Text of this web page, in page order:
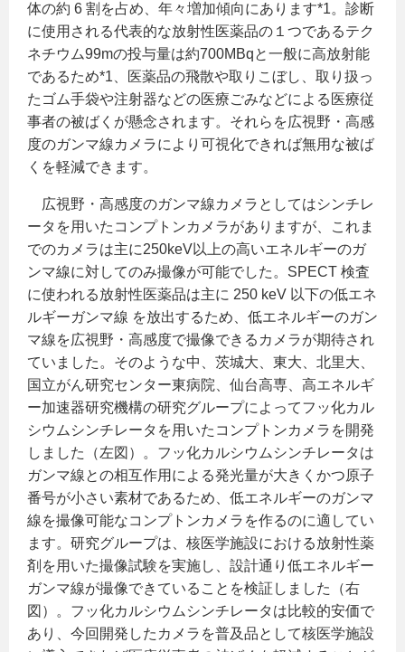
体の約 6 割を占め、年々増加傾向にあります*1。診断
に使用される代表的な放射性医薬品の１つであるテク
ネチウム99mの投与量は約700MBqと一般に高放射能
であるため*1、医薬品の飛散や取りこぼし、取り扱っ
たゴム手袋や注射器などの医療ごみなどによる医療従
事者の被ばくが懸念されます。それらを広視野・高感
度のガンマ線カメラにより可視化できれば無用な被ば
くを軽減できます。
広視野・高感度のガンマ線カメラとしてはシンチレ
ータを用いたコンプトンカメラがありますが、これま
でのカメラは主に250keV以上の高いエネルギーのガ
ンマ線に対してのみ撮像が可能でした。SPECT 検査
に使われる放射性医薬品は主に 250 keV 以下の低エネ
ルギーガンマ線 を放出するため、低エネルギーのガン
マ線を広視野・高感度で撮像できるカメラが期待され
ていました。そのような中、茨城大、東大、北里大、
国立がん研究センター東病院、仙台高専、高エネルギ
ー加速器研究機構の研究グループによってフッ化カル
シウムシンチレータを用いたコンプトンカメラを開発
しました（左図）。フッ化カルシウムシンチレータは
ガンマ線との相互作用による発光量が大きくかつ原子
番号が小さい素材であるため、低エネルギーのガンマ
線を撮像可能なコンプトンカメラを作るのに適してい
ます。研究グループは、核医学施設における放射性薬
剤を用いた撮像試験を実施し、設計通り低エネルギー
ガンマ線が撮像できていることを検証しました（右
図）。フッ化カルシウムシンチレータは比較的安価で
あり、今回開発したカメラを普及品として核医学施設